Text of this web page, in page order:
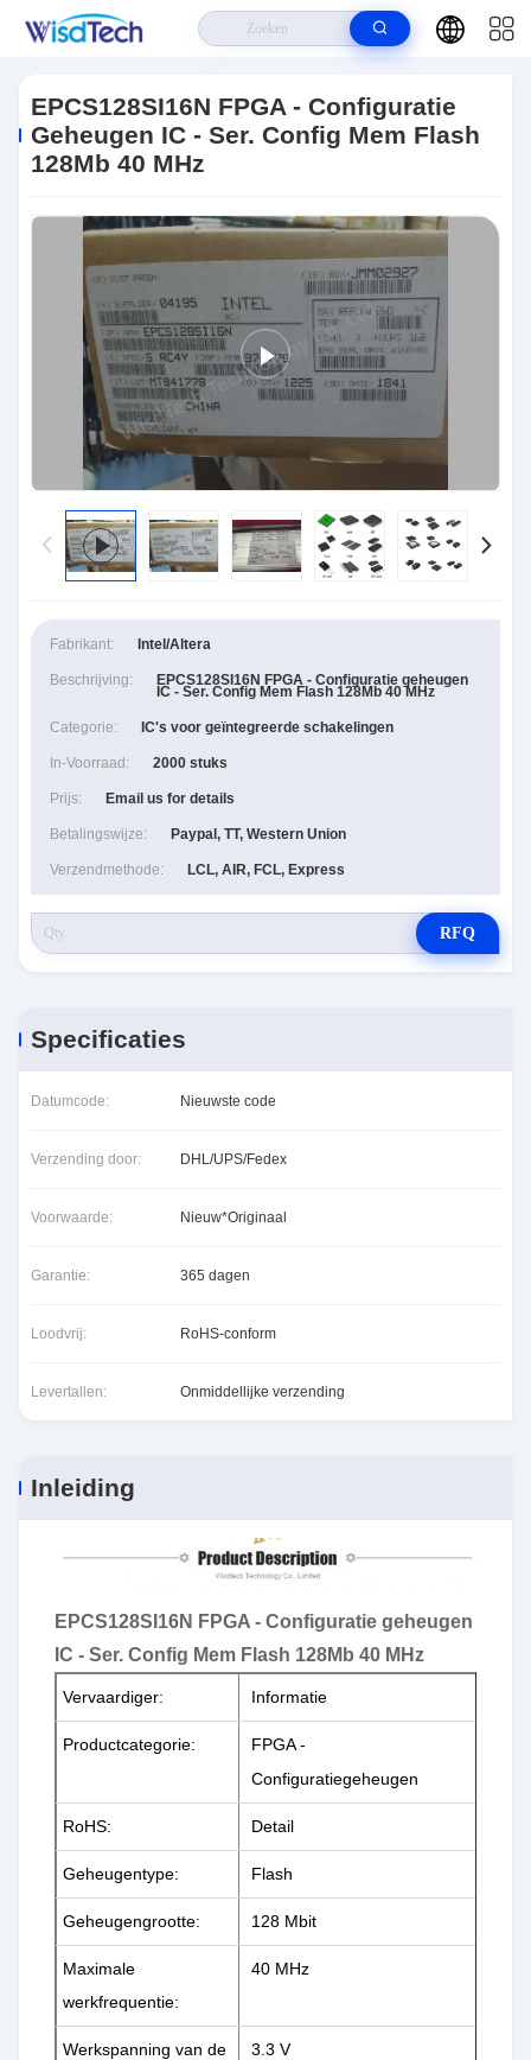
EPCS128SI16N FPGA - Configuratie Geheugen IC - Ser. Config Mem Flash
128Mb 40 MHz
EPCS128SI16N FPGA - Configuratie
Geheugen IC - Ser. Config Mem Flash
128Mb 40 MHz
Fabrikant: Intel/Altera
Beschrijving: EPCS128SI16N FPGA - Configuratie geheugen
IC - Ser. Config Mem Flash 128Mb 40 MHz
Categorie: IC's voor geïntegreerde schakelingen
In-Voorraad: 2000 stuks
Prijs: Email us for details
Betalingswijze: Paypal, TT, Western Union
Verzendmethode: LCL, AIR, FCL, Express
RFQ
Specificaties
Datumcode: Nieuwste code
Verzending door: DHL/UPS/Fedex
Voorwaarde: Nieuw*Originaal
Garantie: 365 dagen
Loodvrij: RoHS-conform
Levertallen: Onmiddellijke verzending
Inleiding
EPCS128SI16N FPGA - Configuratie geheugen
IC - Ser. Config Mem Flash 128Mb 40 MHz
Vervaardiger: Informatie
Productcategorie:
FPGA -
Configuratiegeheugen
RoHS: Detail
Geheugentype: Flash
Geheugengrootte: 128 Mbit
Maximale
werkfrequentie:
40 MHz
Werkspanning van de
3.3 V